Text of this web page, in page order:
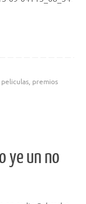
peliculas, premios
ye un no